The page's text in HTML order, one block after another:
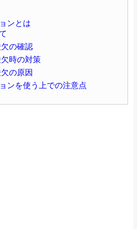
ンとは
の確認
時の対策
の原因
ンを使う上での注意点